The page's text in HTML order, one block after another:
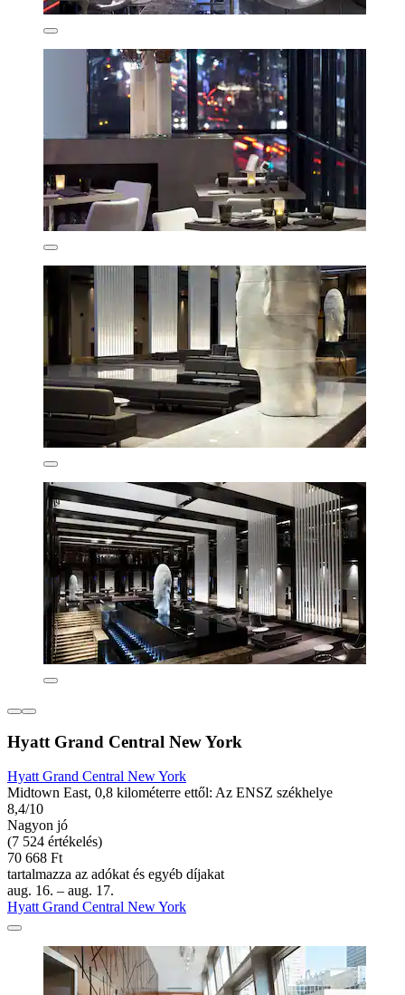
Hyatt Grand Central New York
Hyatt Grand Central New York
Midtown East, 0,8 kilométerre ettől: Az ENSZ székhelye
8,4/10
Nagyon jó
(7 524 értékelés)
70 668 Ft
tartalmazza az adókat és egyéb díjakat
aug. 16. – aug. 17.
Hyatt Grand Central New York